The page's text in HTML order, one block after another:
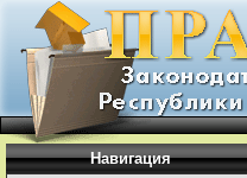
Навигация